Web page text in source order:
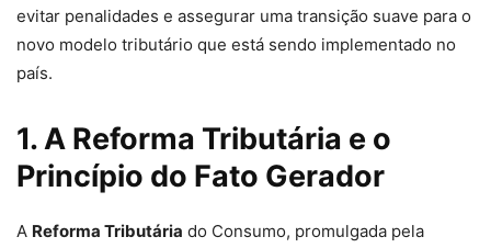
evitar penalidades e assegurar uma transição suave para o
novo modelo tributário que está sendo implementado no
país.
1. A Reforma Tributária e o
Princípio do Fato Gerador
A Reforma Tributária do Consumo, promulgada pela